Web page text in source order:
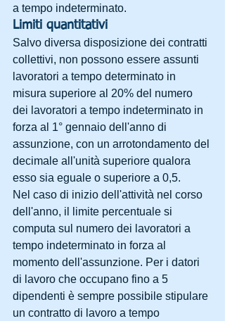
a tempo indeterminato.
Limiti quantitativi
Salvo diversa disposizione dei contratti
collettivi, non possono essere assunti
lavoratori a tempo determinato in
misura superiore al 20% del numero
dei lavoratori a tempo indeterminato in
forza al 1° gennaio dell'anno di
assunzione, con un arrotondamento del
decimale all'unità superiore qualora
esso sia eguale o superiore a 0,5.
Nel caso di inizio dell'attività nel corso
dell'anno, il limite percentuale si
computa sul numero dei lavoratori a
tempo indeterminato in forza al
momento dell'assunzione. Per i datori
di lavoro che occupano fino a 5
dipendenti è sempre possibile stipulare
un contratto di lavoro a tempo